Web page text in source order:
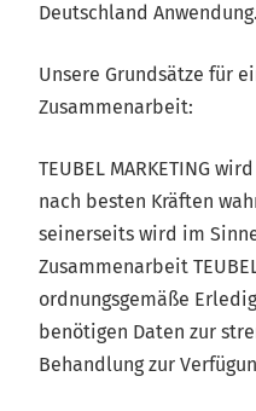
Deutschland Anwendung.
Unsere Grundsätze für
Zusammenarbeit:
TEUBEL MARKETING
nach besten Kräften
seinerseits wird im
Zusammenarbeit
ordnungsgemäße
benötigen Daten zur
Behandlung zur